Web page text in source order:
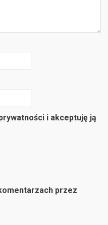
i akceptuję ją
przez